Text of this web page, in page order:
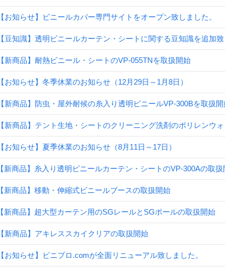
【お知らせ】ビニールカバー専門サイトをオープン致しました。
【豆知識】透明ビニールカーテン・シートに関する豆知識を追加
【新商品】耐熱ビニール・シートのVP-055TNを取扱開始
【お知らせ】冬季休業のお知らせ（12月29日～1月8日）
【新商品】防虫・屋外耐候の糸入り透明ビニールVP-300Bを取扱
【新商品】テント生地・シートのクリーニング洗剤のポリレンウ
【お知らせ】夏季休業のお知らせ（8月11日～17日）
【新商品】糸入り透明ビニールカーテン・シートのVP-300Aの取扱
【新商品】移動・伸縮式ビニールブースの取扱開始
【新商品】超大型カーテン用のSGレールとSGポールの取扱開始
【新商品】アキレススカイクリアの取扱開始
【お知らせ】ビニプロ.comが全面リニューアル致しました。